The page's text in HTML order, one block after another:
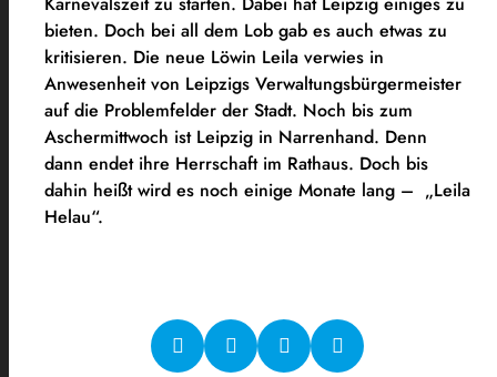
bieten. Doch bei all dem Lob gab es auch etwas zu
kritisieren. Die neue Löwin Leila verwies in
Anwesenheit von Leipzigs Verwaltungsbürgermeister
auf die Problemfelder der Stadt. Noch bis zum
Aschermittwoch ist Leipzig in Narrenhand. Denn
dann endet ihre Herrschaft im Rathaus. Doch bis
dahin heißt wird es noch einige Monate lang – „Leila
Helau“.